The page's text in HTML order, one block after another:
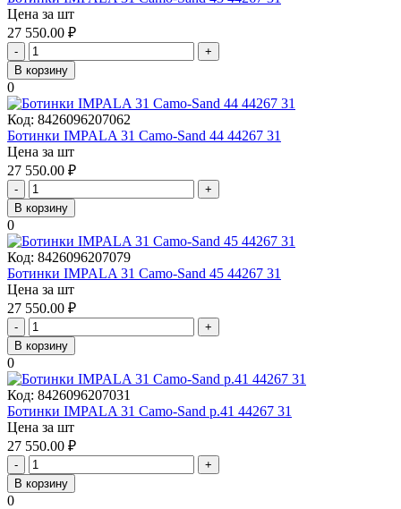
Цена за шт
27 550.00 ₽
-
+
В корзину
0
Код: 8426096207062
Ботинки IMPALA 31 Camo-Sand 44 44267 31
Цена за шт
27 550.00 ₽
-
+
В корзину
0
Код: 8426096207079
Ботинки IMPALA 31 Camo-Sand 45 44267 31
Цена за шт
27 550.00 ₽
-
+
В корзину
0
Код: 8426096207031
Ботинки IMPALA 31 Camo-Sand р.41 44267 31
Цена за шт
27 550.00 ₽
-
+
В корзину
0